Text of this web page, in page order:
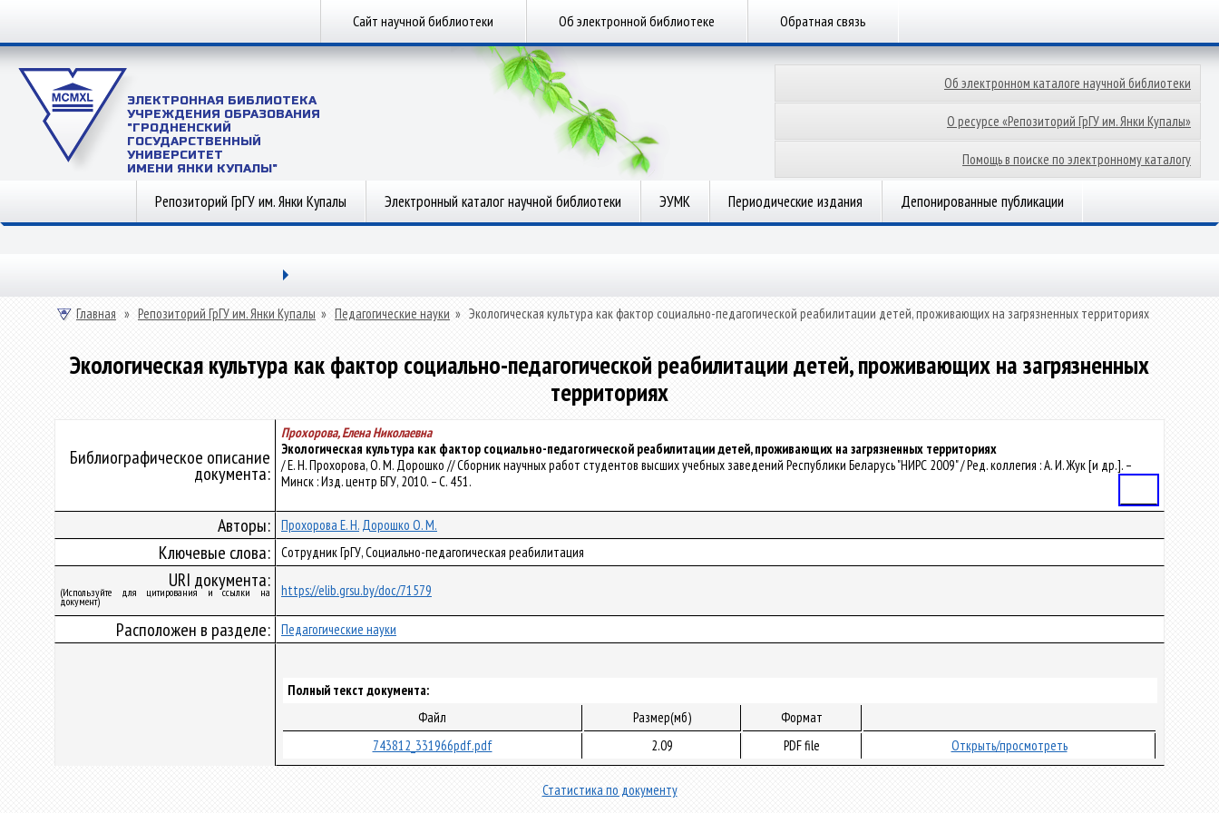
Сайт научной библиотеки Об электронной библиотеке Обратная связь
ЭЛЕКТРОННАЯ БИБЛИОТЕКА
УЧРЕЖДЕНИЯ ОБРАЗОВАНИЯ
"ГРОДНЕНСКИЙ
ГОСУДАРСТВЕННЫЙ
УНИВЕРСИТЕТ
ИМЕНИ ЯНКИ КУПАЛЫ"
Об электронном каталоге научной библиотеки
О ресурсе «Репозиторий ГрГУ им. Янки Купалы»
Помощь в поиске по электронному каталогу
Репозиторий ГрГУ им. Янки Купалы Электронный каталог научной библиотеки ЭУМК Периодические издания Депонированные публикации
Главная » Репозиторий ГрГУ им. Янки Купалы » Педагогические науки » Экологическая культура как фактор социально-педагогической реабилитации детей, проживающих на загрязненных территориях
Экологическая культура как фактор социально-педагогической реабилитации детей, проживающих на загрязненных
территориях
Библиографическое описание
документа:
Прохорова, Елена Николаевна
Экологическая культура как фактор социально-педагогической реабилитации детей, проживающих на загрязненных территориях
/ Е. Н. Прохорова, О. М. Дорошко // Сборник научных работ студентов высших учебных заведений Республики Беларусь "НИРС 2009" / Ред. коллегия : А. И. Жук [и др.]. –
Минск : Изд. центр БГУ, 2010. – С. 451.
Авторы: Прохорова Е. Н. Дорошко О. М.
Ключевые слова: Сотрудник ГрГУ, Социально-педагогическая реабилитация
URI документа:
(Используйте для цитирования и ссылки на
документ)
https://elib.grsu.by/doc/71579
Расположен в разделе: Педагогические науки
Полный текст документа:
Файл
Размер(мб)
Формат
743812_331966pdf.pdf
2.09 PDF file Открыть/просмотреть
Статистика по документу